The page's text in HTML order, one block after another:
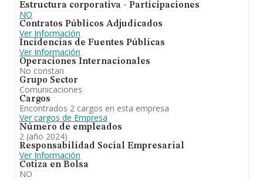
Estructura corporativa - Participaciones
NO
Contratos Públicos Adjudicados
Ver Información
Incidencias de Fuentes Públicas
Ver Información
Operaciones Internacionales
No constan
Grupo Sector
Comunicaciones
Cargos
Encontrados 2 cargos en esta empresa
Ver cargos de Empresa
Número de empleados
2 (año 2024)
Responsabilidad Social Empresarial
Ver Información
Cotiza en Bolsa
NO